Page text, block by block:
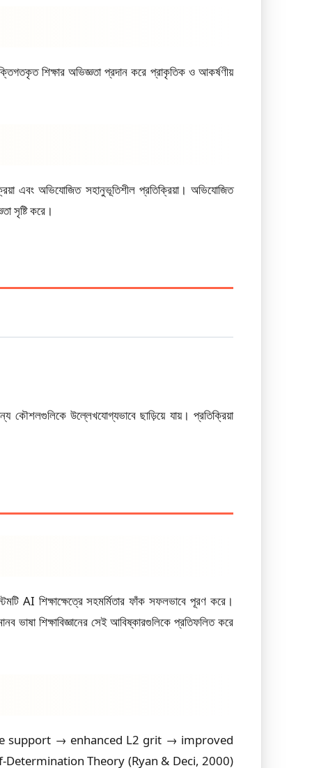
শিক্ষার অভিজ্ঞতা প্রদান করে প্রাকৃতিক ও আকর্ষণীয়
এবং অভিযোজিত সহানুভূতিশীল প্রতিক্রিয়া। অভিযোজিত
সৃষ্টি করে।
উল্লেখযোগ্যভাবে ছাড়িয়ে যায়। প্রতিক্রিয়া
AI শিক্ষাক্ষেত্রে সহমর্মিতার ফাঁক সফলভাবে পূরণ করে।
ভাষা শিক্ষাবিজ্ঞানের সেই আবিষ্কারগুলিকে প্রতিফলিত করে
support → enhanced L2 grit → improved
Theory (Ryan & Deci, 2000)